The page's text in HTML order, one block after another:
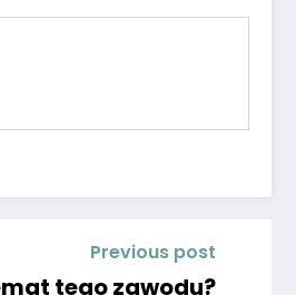
Previous post
tego zawodu?